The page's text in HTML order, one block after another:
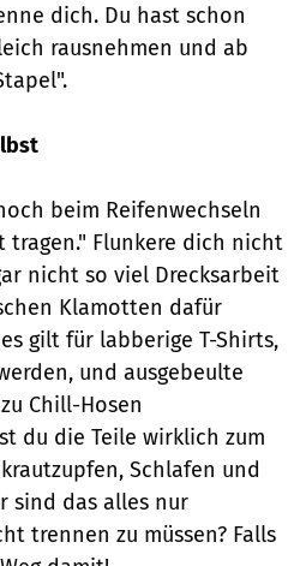
dich. Du hast schon
rausnehmen und ab
beim Reifenwechseln
tragen." Flunkere dich nicht
nicht so viel Drecksarbeit
Klamotten dafür
gilt für labberige T-Shirts,
und ausgebeulte
Chill-Hosen
du die Teile wirklich zum
Schlafen und
sind das alles nur
trennen zu müssen? Falls